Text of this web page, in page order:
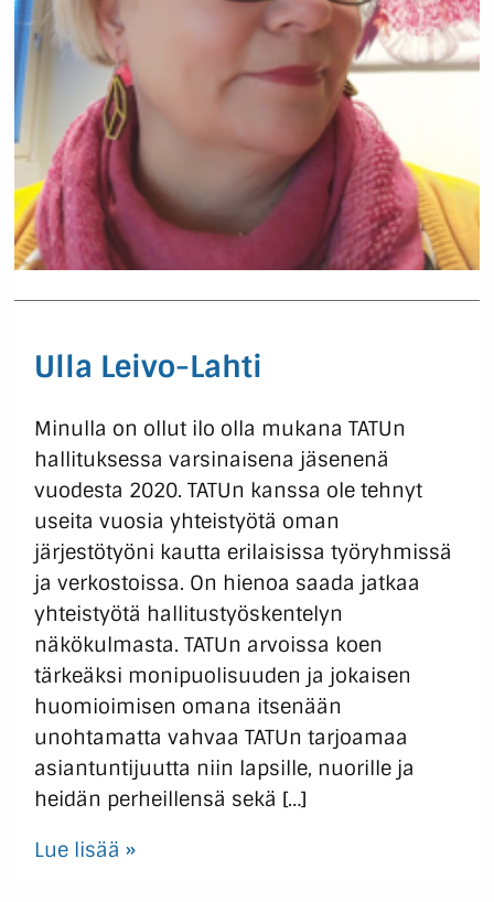
Ulla Leivo-Lahti
Minulla on ollut ilo olla mukana TATUn
hallituksessa varsinaisena jäsenenä
vuodesta 2020. TATUn kanssa ole tehnyt
useita vuosia yhteistyötä oman
järjestötyöni kautta erilaisissa työryhmissä
ja verkostoissa. On hienoa saada jatkaa
yhteistyötä hallitustyöskentelyn
näkökulmasta. TATUn arvoissa koen
tärkeäksi monipuolisuuden ja jokaisen
huomioimisen omana itsenään
unohtamatta vahvaa TATUn tarjoamaa
asiantuntijuutta niin lapsille, nuorille ja
heidän perheillensä sekä […]
Lue lisää »